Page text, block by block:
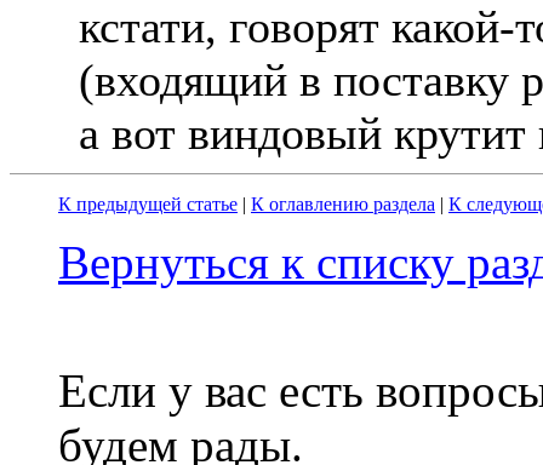
кстати, говорят
(входящий в поставку
а вот виндовый крутит
К предыдущей статье | К оглавлению раздела | К
Вернуться к списку
Если у вас есть
будем рады.